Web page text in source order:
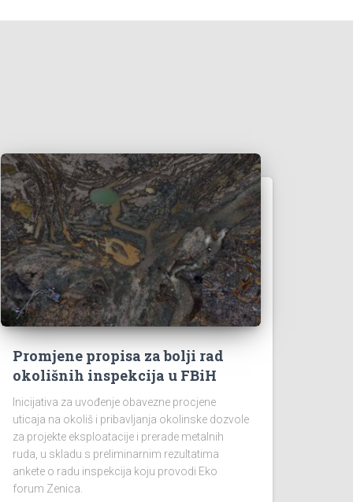
Promjene propisa za bolji rad
okolišnih inspekcija u FBiH
Inicijativa za uvođenje obavezne procjene
uticaja na okoliš i pribavljanja okolinske dozvole
za projekte eksploatacije i prerade metalnih
ruda, u skladu s preliminarnim rezultatima
ankete o radu inspekcija koju provodi Eko
forum Zenica.